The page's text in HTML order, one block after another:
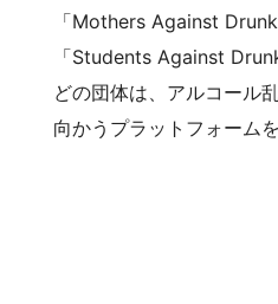
「Mothers Against
「Students Against
どの団体は、アルコール
向かうプラットフォーム